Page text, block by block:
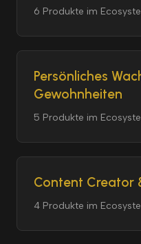
6 Produkte im
Persönliches
Gewohnheiten
5 Produkte im
Content Creator
4 Produkte im